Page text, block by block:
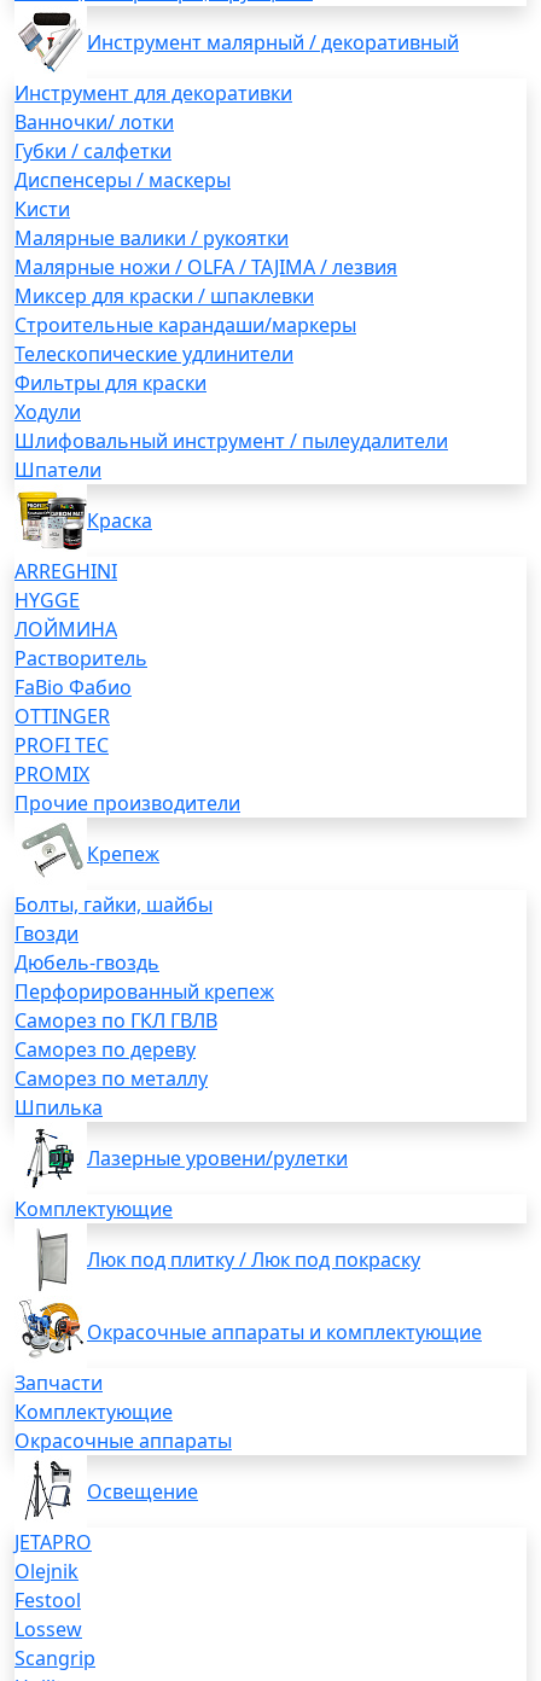
Инструмент малярный / декоративный
Инструмент для декоративки
Ванночки/ лотки
Губки / салфетки
Диспенсеры / маскеры
Кисти
Малярные валики / рукоятки
Малярные ножи / OLFA / TAJIMA / лезвия
Миксер для краски / шпаклевки
Строительные карандаши/маркеры
Телескопические удлинители
Фильтры для краски
Ходули
Шлифовальный инструмент / пылеудалители
Шпатели
Краска
ARREGHINI
HYGGE
ЛОЙМИНА
Растворитель
FaBio Фабио
OTTINGER
PROFI TEC
PROMIX
Прочие производители
Крепеж
Болты, гайки, шайбы
Гвозди
Дюбель-гвоздь
Перфорированный крепеж
Саморез по ГКЛ ГВЛВ
Саморез по дереву
Саморез по металлу
Шпилька
Лазерные уровени/рулетки
Комплектующие
Люк под плитку / Люк под покраску
Окрасочные аппараты и комплектующие
Запчасти
Комплектующие
Окрасочные аппараты
Освещение
JETAPRO
Olejnik
Festool
Lossew
Scangrip